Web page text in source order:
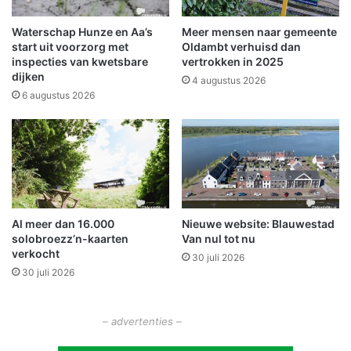
n
d
e
n
i
n
c
h
e
e
m
d
a
e
n
W
a
d
i
g
d
n
o
n
g
e
v
a
l
o
p
d
Waterschap Hunze en Aa’s
start uit voorzorg met
inspecties van kwetsbare
dijken
6 augustus 2026
Meer mensen naar gemeente
Oldambt verhuisd dan
vertrokken in 2025
4 augustus 2026
Al meer dan 16.000
solobroezz’n-kaarten
verkocht
30 juli 2026
Nieuwe website: Blauwestad
Van nul tot nu
30 juli 2026
– advertenties –